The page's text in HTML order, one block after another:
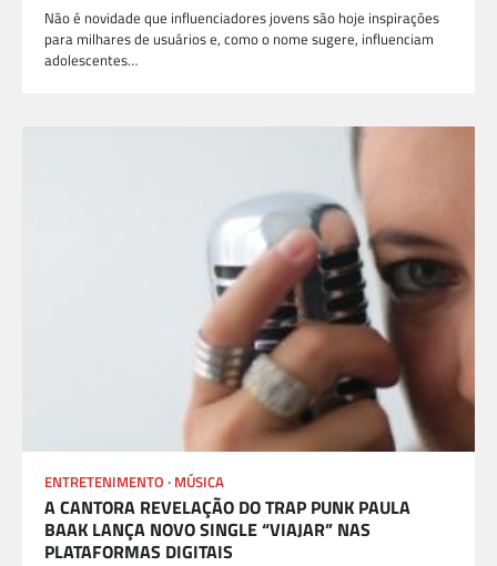
Não é novidade que influenciadores jovens são hoje inspirações
para milhares de usuários e, como o nome sugere, influenciam
adolescentes…
ENTRETENIMENTO MÚSICA
A CANTORA REVELAÇÃO DO TRAP PUNK PAULA
BAAK LANÇA NOVO SINGLE “VIAJAR” NAS
PLATAFORMAS DIGITAIS